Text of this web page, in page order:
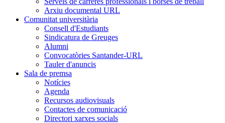
Arxiu documental URL
Comunitat universitària
Consell d'Estudiants
Sindicatura de Greuges
Alumni
Convocatòries Santander-URL
Tauler d'anuncis
Sala de premsa
Notícies
Agenda
Recursos audiovisuals
Contactes de comunicació
Directori xarxes socials